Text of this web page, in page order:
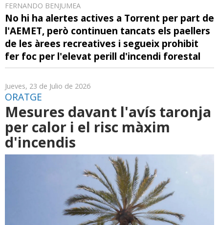
FERNANDO BENJUMEA
No hi ha alertes actives a Torrent per part de
l'AEMET, però continuen tancats els paellers
de les àrees recreatives i segueix prohibit
fer foc per l'elevat perill d'incendi forestal
Jueves, 23 de Julio de 2026
ORATGE
Mesures davant l'avís taronja
per calor i el risc màxim
d'incendis